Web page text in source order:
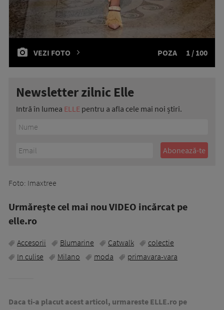
VEZI FOTO POZA 1 / 100
Newsletter zilnic Elle
Intră în lumea ELLE pentru a afla cele mai noi știri.
Foto: Imaxtree
Urmăreşte cel mai nou VIDEO incărcat pe
elle.ro
Accesorii Blumarine Catwalk
colectie
In culise
Milano moda primavara-vara
Daca ti-a placut acest articol, urmareste ELLE.ro pe